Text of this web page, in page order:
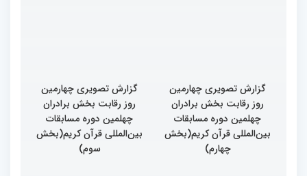
گزارش تصویری چهارمین
روز رقابت بخش برادران
چهلمین دوره مسابقات
بین‌المللی قرآن کریم(بخش
چهارم)
گزارش تصویری چهارمین
روز رقابت بخش برادران
چهلمین دوره مسابقات
بین‌المللی قرآن کریم(بخش
سوم)